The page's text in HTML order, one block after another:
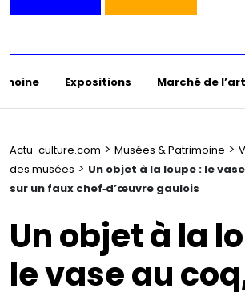
Expositions Marché de l’art
Actu-culture.com > Musées & Patrimoine >
des musées > Un objet à la loupe : le
sur un faux chef‑d’œuvre gaulois
Un objet à la
le vase au